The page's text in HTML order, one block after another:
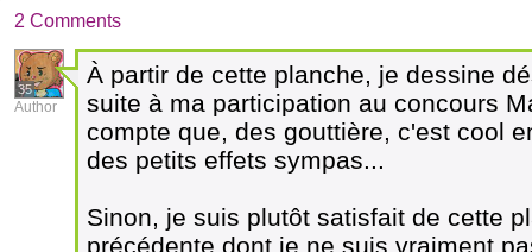
2 Comments
35
Author
À partir de cette planche, je dessine
suite à ma participation au concours
compte que, des gouttière, c'est cool
des petits effets sympas...
Sinon, je suis plutôt satisfait de cette
précédente dont je ne suis vraiment